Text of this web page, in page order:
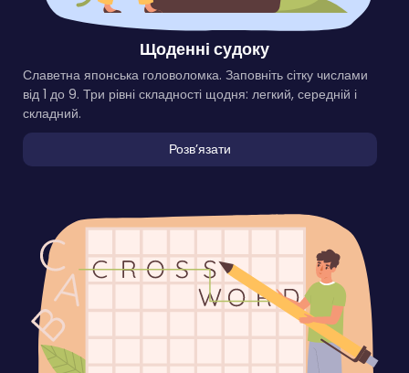
Щоденні судоку
Славетна японська головоломка. Заповніть сітку числами
від 1 до 9. Три рівні складності щодня: легкий, середній і
складний.
Розвʼязати